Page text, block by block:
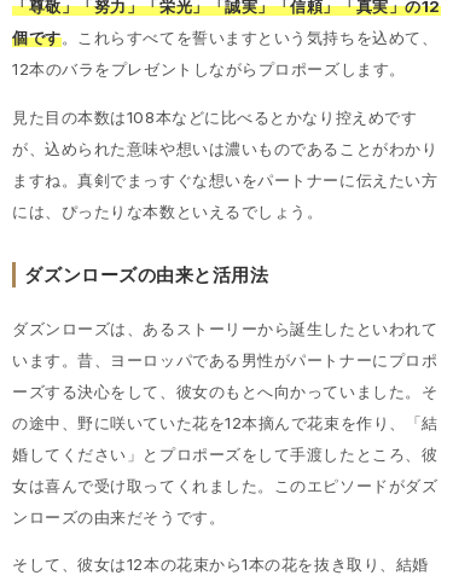
「尊敬」「努力」「栄光」「誠実」「信頼」「真実」の12
個です。これらすべてを誓いますという気持ちを込めて、
12本のバラをプレゼントしながらプロポーズします。
見た目の本数は108本などに比べるとかなり控えめです
が、込められた意味や想いは濃いものであることがわかり
ますね。真剣でまっすぐな想いをパートナーに伝えたい方
には、ぴったりな本数といえるでしょう。
ダズンローズの由来と活用法
ダズンローズは、あるストーリーから誕生したといわれて
います。昔、ヨーロッパである男性がパートナーにプロポ
ーズする決心をして、彼女のもとへ向かっていました。そ
の途中、野に咲いていた花を12本摘んで花束を作り、「結
婚してください」とプロポーズをして手渡したところ、彼
女は喜んで受け取ってくれました。このエピソードがダズ
ンローズの由来だそうです。
そして、彼女は12本の花束から1本の花を抜き取り、結婚